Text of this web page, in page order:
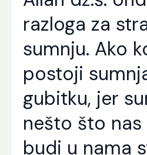
razloga za
sumnju. Ako
postoji
gubitku, jer
nešto što nas
budi u nama